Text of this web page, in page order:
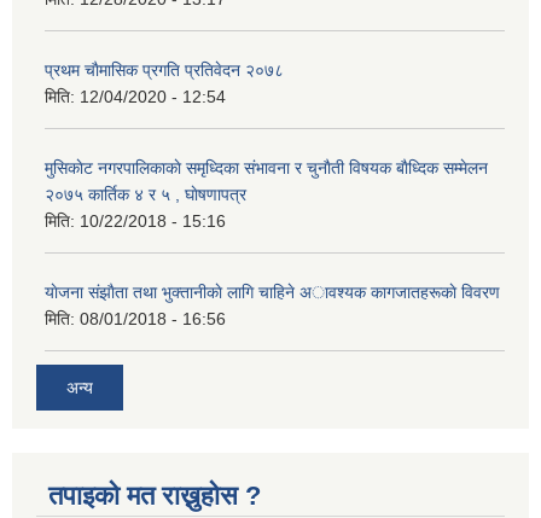
प्रथम चाैमासिक प्रगति प्रतिवेदन २०७८
मिति: 12/04/2020 - 12:54
मुसिकाेट नगरपालिकाकाे समृध्दिका संभावना र चुनाैती विषयक बाैध्दिक सम्मेलन
२०७५ कार्तिक ४ र ५ , घाेषणापत्र
मिति: 10/22/2018 - 15:16
याेजना संझाैता तथा भुक्तानीकाे लागि चाहिने अावश्यक कागजातहरूकाे विवरण
मिति: 08/01/2018 - 16:56
अन्य
तपाइको मत राख्नुहोस ?